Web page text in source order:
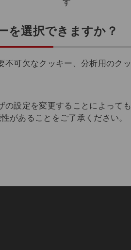
を選択できますか？
不可欠なクッキー、分析用のク
の設定を変更することによって
があることをご了承ください。